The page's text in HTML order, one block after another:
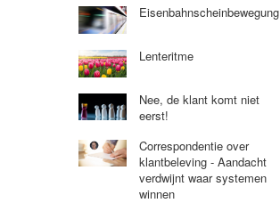
Eisenbahnscheinbewegung
Lenteritme
Nee, de klant komt niet
eerst!
Correspondentie over
klantbeleving - Aandacht
verdwijnt waar systemen
winnen